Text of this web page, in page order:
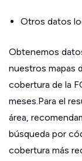
Otros datos
Obtenemos
nuestros mapas
cobertura de la
meses.Para el
área,
búsqueda por
cobertura más